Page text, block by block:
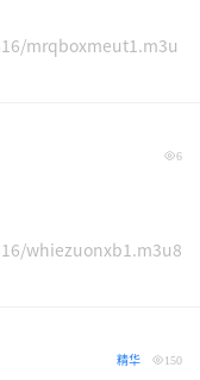
mrqboxmeut1.m3u
6
whiezuonxb1.m3u8
150
精华